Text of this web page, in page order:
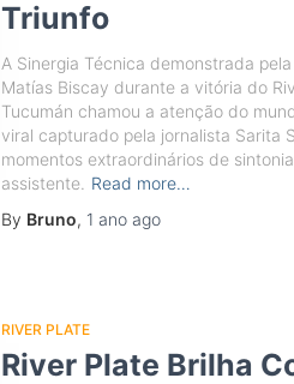
Triunfo
A Sinergia Técnica demonstrada
Matías Biscay durante a vitória do
Tucumán chamou a atenção do
viral capturado pela jornalista Sarita
momentos extraordinários de
assistente. Read more…
By Bruno, 1 ano ago
RIVER PLATE
River Plate Brilha